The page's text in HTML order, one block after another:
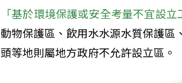
「基於環境保護或安全考量不宜設立
動物保護區、飲用水水源水質保護區、
頭等地則屬地方政府不允許設立區。